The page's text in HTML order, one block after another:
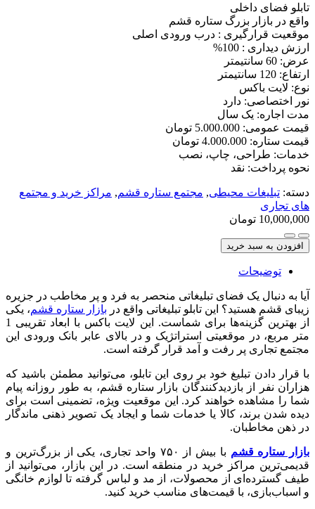
تابلو فضای داخلی
واقع در بازار بزرگ ستاره قشم
موقعیت قرارگیری : درب ورودی اصلی
ارزش دیداری : 100%
عرض: 60 سانتیمتر
ارتفاع: 120 سانتیمتر
نوع: لایت باکس
نور اختصاصی: دارد
مدت اجاره: یک سال
قیمت عمومی: 5.000.000 تومان
قیمت ستاره: 4.000.000 تومان
خدمات: طراحی، چاپ، نصب
نحوه پرداخت: نقد
دسته: تبلیغات محیطی, مجتمع ستاره قشم, مراکز خرید و مجتمع
های تجاری
10,000,000 تومان
افزودن به سبد خرید
توضیحات
آیا به دنبال یک فضای تبلیغاتی منحصر به فرد و پر مخاطب در جزیره
زیبای قشم هستید؟ این تابلو تبلیغاتی واقع در بازار ستاره قشم، یکی
از بهترین گزینه‌ها برای شماست. این لایت باکس با ابعاد تقریبی 1
متر مربع، در موقعیتی استراتژیک و در بالای عابر بانک ورودی این
مجتمع تجاری پر رفت و آمد قرار گرفته است.
با قرار دادن تبلیغ خود بر روی این تابلو، می‌توانید مطمئن باشید که
هزاران نفر از بازدیدکنندگان بازار ستاره قشم، به طور روزانه پیام
شما را مشاهده خواهند کرد. این موقعیت ویژه، تضمینی است برای
دیده شدن برند، کالا یا خدمات شما و ایجاد یک تصویر ذهنی ماندگار
در ذهن مخاطبان.
بازار ستاره قشم
با بیش از ۷۵۰ واحد تجاری، یکی از بزرگ‌ترین و
قدیمی‌ترین مراکز خرید در منطقه است. در این بازار، می‌توانید از
طیف گسترده‌ای از محصولات، از مد و لباس گرفته تا لوازم خانگی
و اسباب‌بازی، با قیمت‌های مناسب خرید کنید.